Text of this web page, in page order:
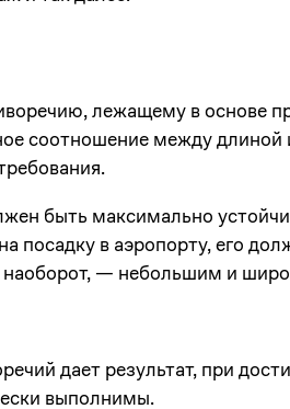
лежащему в основе
соотношение между
быть максимально
посадку в аэропорту, его
наоборот, — небольшим и
дает результат, при
выполнимы.